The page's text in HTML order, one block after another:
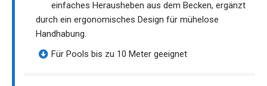
einfaches Herausheben aus dem Becken, ergänzt
durch ein ergonomisches Design für mühelose
Handhabung.
Für Pools bis zu 10 Meter geeignet